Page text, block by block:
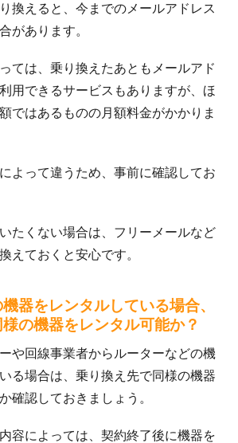
換えると、今までのメールアドレス
があります。
ては、乗り換えたあともメールアド
用できるサービスもありますが、ほ
ではあるものの月額料金がかかりま
よって違うため、事前に確認してお
たくない場合は、フリーメールなど
えておくと安心です。
器をレンタルしている場合、
の機器をレンタル可能か？
や回線事業者からルーターなどの機
る場合は、乗り換え先で同様の機器
確認しておきましょう。
容によっては、契約終了後に機器を